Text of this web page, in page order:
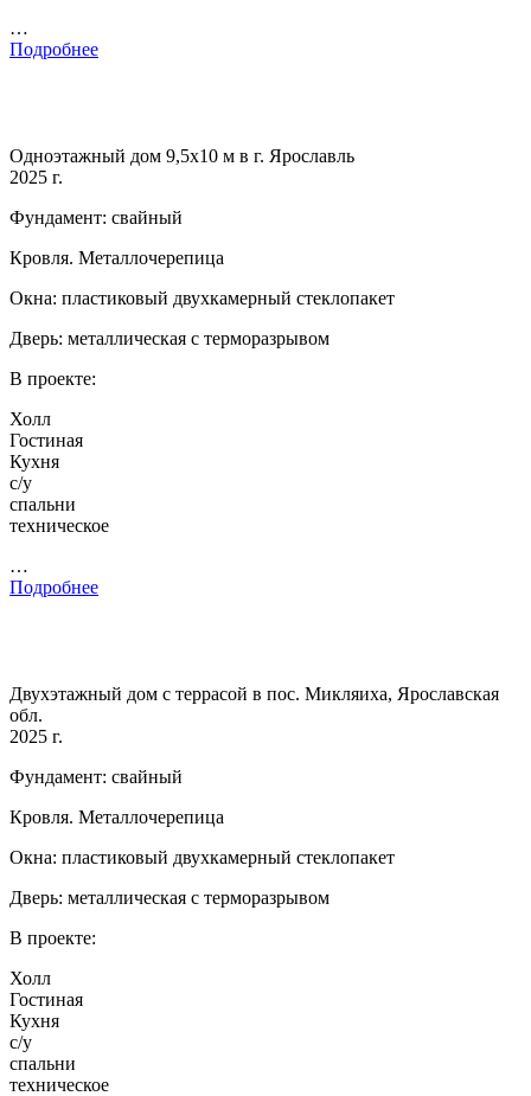
…
Подробнее
Одноэтажный дом 9,5х10 м в г. Ярославль
2025 г.
Фундамент: свайный
Кровля. Металлочерепица
Окна: пластиковый двухкамерный стеклопакет
Дверь: металлическая с терморазрывом
В проекте:
Холл
Гостиная
Кухня
с/у
спальни
техническое
…
Подробнее
Двухэтажный дом с террасой в пос. Микляиха, Ярославская
обл.
2025 г.
Фундамент: свайный
Кровля. Металлочерепица
Окна: пластиковый двухкамерный стеклопакет
Дверь: металлическая с терморазрывом
В проекте:
Холл
Гостиная
Кухня
с/у
спальни
техническое